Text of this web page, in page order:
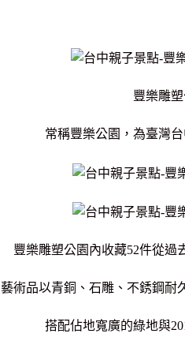
豐樂雕塑
常稱豐樂公園，為臺灣
豐樂雕塑公園內收藏52件從過
藝術品以青銅、石雕、不銹鋼耐
搭配佔地寬廣的綠地與